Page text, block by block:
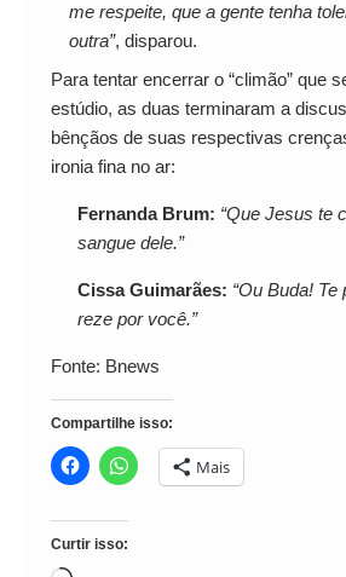
me respeite, que a gente tenha
outra”, disparou.
Para tentar encerrar o “climão” que
estúdio, as duas terminaram a
bênçãos de suas respectivas
ironia fina no ar:
Fernanda Brum: “Que Jesus te
sangue dele.”
Cissa Guimarães: “Ou Buda!
reze por você.”
Fonte: Bnews
Compartilhe isso:
Mais
Curtir isso: